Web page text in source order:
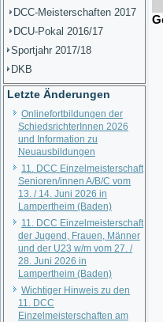
DCC-Meisterschaften 2017
DCU-Pokal 2016/17
Sportjahr 2017/18
DKB
Letzte Änderungen
Onlinefortbildungen der
SchiedsrichterInnen 2026
und Information zu
Neuausbildungen
11. DCC Einzelmeisterschaft
Senioren/innen A/B/C vom
13. / 14. Juni 2026 in
Lampertheim (Baden)
11. DCC Einzelmeisterschaft
der Jugend, Frauen, Männer
und der U23 w/m vom 27. /
28. Juni 2026 in
Lampertheim (Baden)
Wichtiger Hinweis zu den
11. DCC
Einzelmeisterschaften am